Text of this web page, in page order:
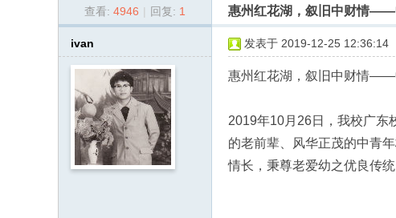
查看: 4946 | 回复: 1 惠州红花湖，叙旧中财情——
ivan 发表于 2019-12-25 12:36:14
惠州红花湖，叙旧中财情——
2019年10月26日，我校广东
的老前辈、风华正茂的中青
情长，秉尊老爱幼之优良传